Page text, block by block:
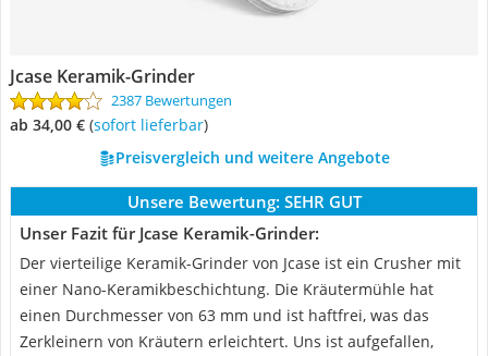
Jcase Keramik-Grinder
2387 Bewertungen
ab 34,00 € ( Sofort lieferbar)
Preisvergleich und weitere Angebote
Unsere Bewertung: SEHR GUT
Unser Fazit für Jcase Keramik-Grinder:
Der vierteilige Keramik-Grinder von Jcase ist ein Crusher mit
einer Nano-Keramikbeschichtung. Die Kräutermühle hat
einen Durchmesser von 63 mm und ist haftfrei, was das
Zerkleinern von Kräutern erleichtert. Uns ist aufgefallen,